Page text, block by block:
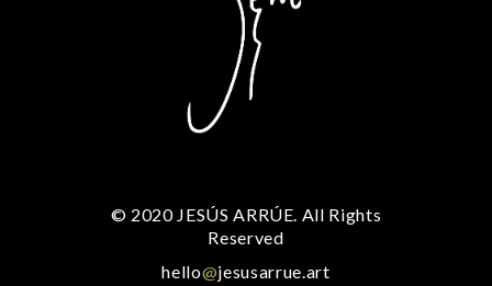
© 2020 JESÚS ARRÚE. All Rights
Reserved
hello@jesusarrue.art